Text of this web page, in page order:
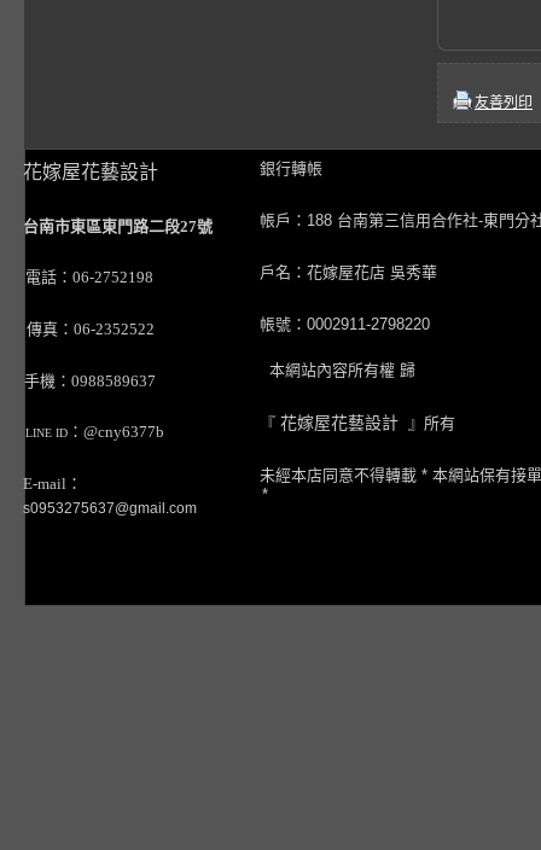
友善列印
花嫁屋花藝設計
台南市東區東門路二段27號
電話：06-2752198
傳真：06-2352522
手機：0988589637
LINE ID ：@cny6377b
E-mail：
s0953275637@gmail.com
銀行轉帳
帳戶：188 台南第三信用合作社-東門分
戶名：花嫁屋花店 吳秀華
帳號：0002911-2798220
本網站內容所有權 歸
『 花嫁屋花藝設計 』所有
未經本店同意不得轉載 * 本網站保有接
*